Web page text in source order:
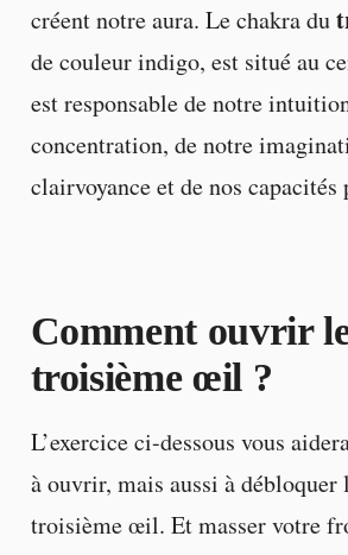
créent notre aura. Le chakra du
de couleur indigo, est situé au
est responsable de notre
concentration, de notre
clairvoyance et de nos capacités
Comment ouvrir
troisième œil ?
L’exercice ci-dessous vous
à ouvrir, mais aussi à débloquer
troisième œil. Et masser votre